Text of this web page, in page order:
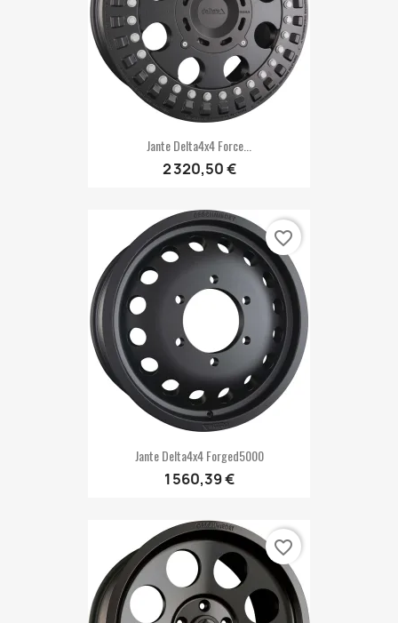
Jante Delta4x4 Force...
2 320,50 €
Jante Delta4x4 Forged5000
1 560,39 €
favorite_border
favorite_border